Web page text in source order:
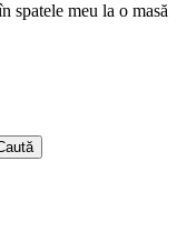
spatele meu la o masă